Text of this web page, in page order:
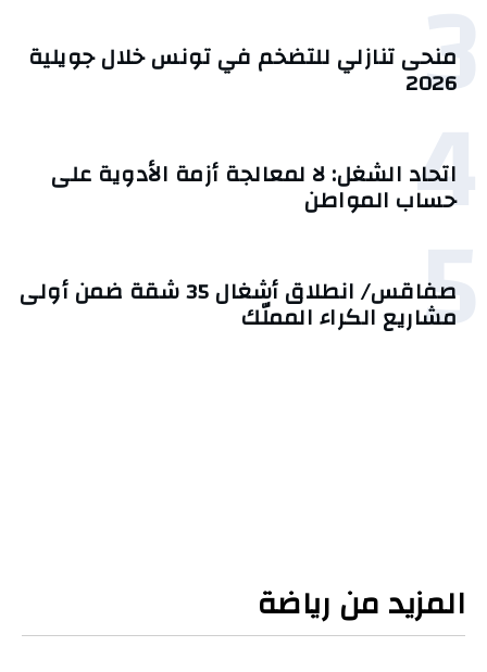
3 منحى تنازلي ‎للتضخم في تونس خلال جويلية
2026‎
4
اتحاد الشغل: لا لمعالجة أزمة الأدوية على
حساب المواطن
5 صفاقس/ انطلاق أشغال 35 شقة ضمن أولى
مشاريع الكراء المملّك
المزيد من رياضة